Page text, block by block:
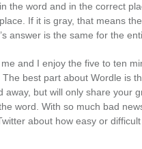
the word and in the correct
If it is gray, that means
answer is the same for the
and I enjoy the five to ten
best part about Wordle is
away, but will only share your
word. With so much bad
about how easy or